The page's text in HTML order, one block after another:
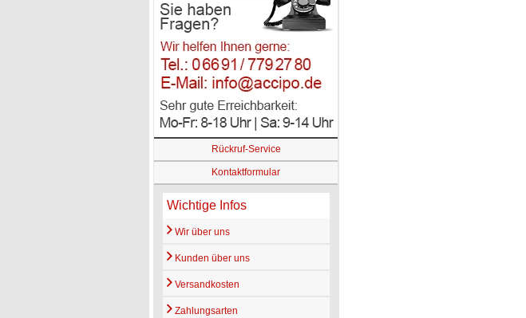
Rückruf-Service
Kontaktformular
Wichtige Infos
Wir über uns
Kunden über uns
Versandkosten
Zahlungsarten